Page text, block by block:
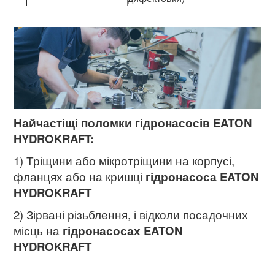
Найчастіщі поломки гідронасосів EATON
HYDROKRAFT:
1) Тріщини або мікротріщини на корпусі,
фланцях або на кришці гідронасоса EATON
HYDROKRAFT
2) Зірвані різьблення, і відколи посадочних
місць на гідронасосах EATON
HYDROKRAFT